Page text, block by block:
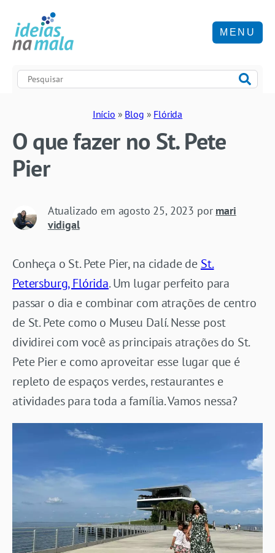
MENU
Início » Blog » Flórida
O que fazer no St. Pete
Pier
Atualizado em agosto 25, 2023 por mari
vidigal
Conheça o St. Pete Pier, na cidade de St.
Petersburg, Flórida. Um lugar perfeito para
passar o dia e combinar com atrações de centro
de St. Pete como o Museu Dalí. Nesse post
dividirei com você as principais atrações do St.
Pete Pier e como aproveitar esse lugar que é
repleto de espaços verdes, restaurantes e
atividades para toda a família. Vamos nessa?